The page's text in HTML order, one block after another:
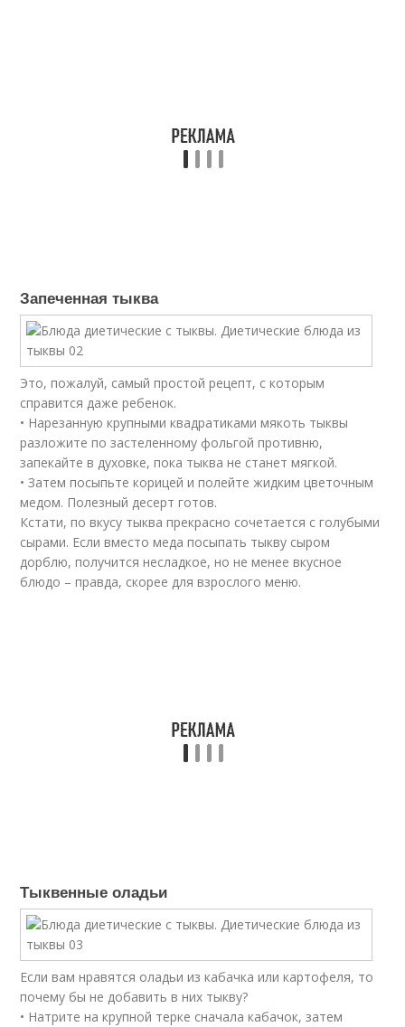
Запеченная тыква
Это, пожалуй, самый простой рецепт, с которым
справится даже ребенок.
• Нарезанную крупными квадратиками мякоть тыквы
разложите по застеленному фольгой противню,
запекайте в духовке, пока тыква не станет мягкой.
• Затем посыпьте корицей и полейте жидким цветочным
медом. Полезный десерт готов.
Кстати, по вкусу тыква прекрасно сочетается с голубыми
сырами. Если вместо меда посыпать тыкву сыром
дорблю, получится несладкое, но не менее вкусное
блюдо – правда, скорее для взрослого меню.
Тыквенные оладьи
Если вам нравятся оладьи из кабачка или картофеля, то
почему бы не добавить в них тыкву?
• Натрите на крупной терке сначала кабачок, затем